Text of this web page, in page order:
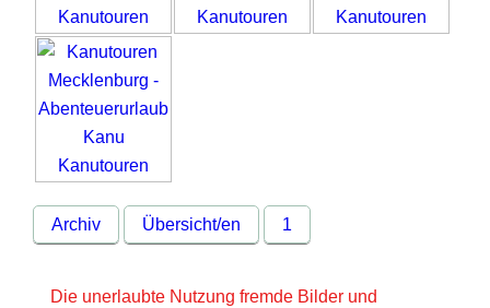
Archiv Übersicht/en 1
Die unerlaubte Nutzung fremde Bilder und